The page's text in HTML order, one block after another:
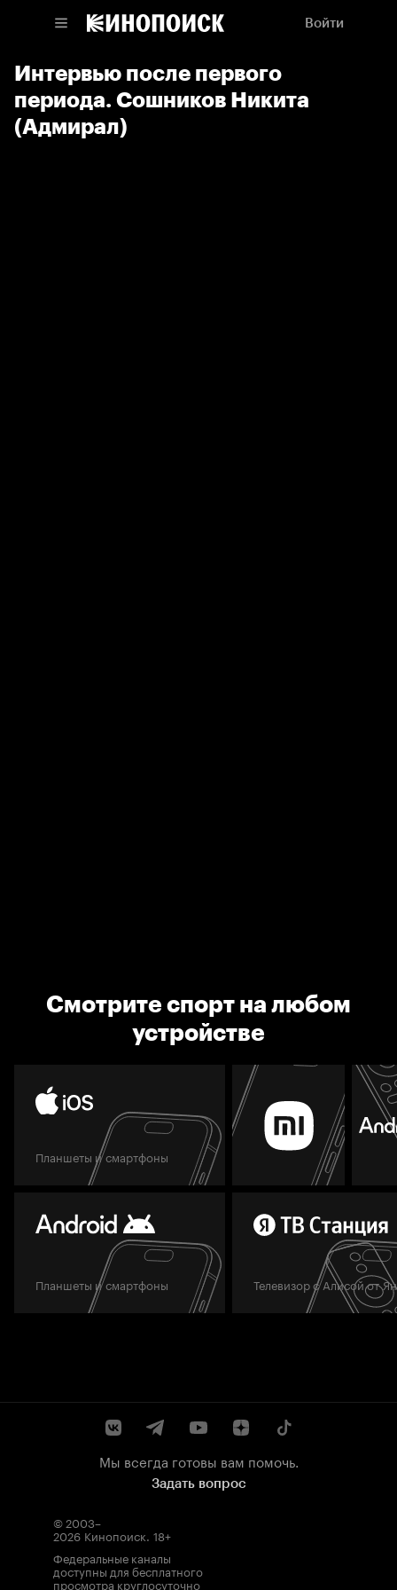
Войти
Интервью после первого
периода. Сошников Никита
(Адмирал)
Смотрите спорт на любом
устройстве
Планшеты и смартфоны
Планшеты и смартфоны Телевизор с Алисой от
Мы всегда готовы вам помочь.
Задать вопрос
© 2003–
2026 Кинопоиск. 18+
Федеральные каналы
доступны для бесплатного
просмотра круглосуточно